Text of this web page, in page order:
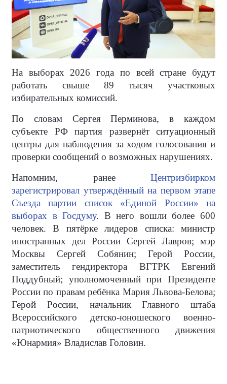
На выборах 2026 года по всей стране будут
работать свыше 89 тысяч участковых
избирательных комиссий.
По словам Сергея Перминова, в каждом
субъекте РФ партия развернёт ситуационный
центры для наблюдения за ходом голосования и
проверки сообщений о возможных нарушениях.
Напомним, ранее Центризбирком
зарегистрировал утверждённый на первом этапе
Съезда партии список «Единой России» на
выборах в Госдуму. В него вошли более 600
человек. В пятёрке лидеров списка: министр
иностранных дел России Сергей Лавров; мэр
Москвы Сергей Собянин; Герой России,
заместитель гендиректора ВГТРК Евгений
Поддубный; уполномоченный при Президенте
России по правам ребёнка Мария Львова-Белова;
Герой России, начальник Главного штаба
Всероссийского детско-юношеского военно-
патриотического общественного движения
«Юнармия» Владислав Головин.